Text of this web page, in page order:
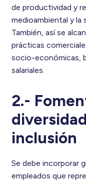
de productividad y
medioambiental y la
También, así se
prácticas
socio-económicas,
salariales.
2.-
inclusión
Se debe incorporar
empleados que